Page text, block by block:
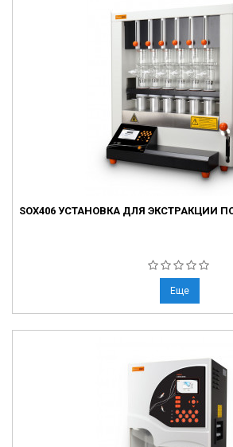
SOX406 УСТАНОВКА ДЛЯ ЭКСТРАКЦИИ
Еще